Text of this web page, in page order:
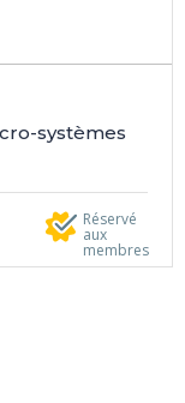
systèmes
Réservé
aux
membres